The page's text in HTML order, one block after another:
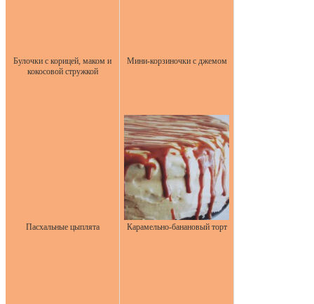
Булочки с корицей, маком и
кокосовой стружкой
Мини-корзиночки с джемом
Пасхальные цыплята Карамельно-банановый торт